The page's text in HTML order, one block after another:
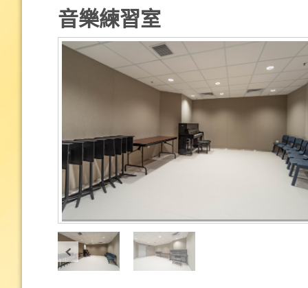
音樂練習室